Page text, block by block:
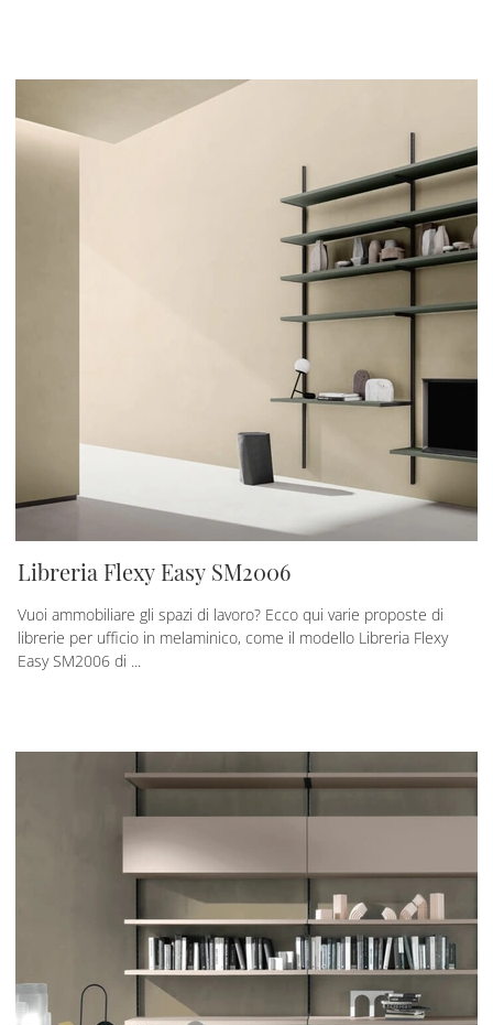
Libreria Flexy Easy SM2006
Vuoi ammobiliare gli spazi di lavoro? Ecco qui varie proposte di
librerie per ufficio in melaminico, come il modello Libreria Flexy
Easy SM2006 di ...